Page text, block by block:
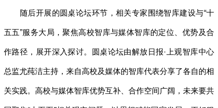
随后开展的圆桌论坛环节，相关专家围绕智库建设与“十
五五”服务大局，聚焦高校智库与媒体智库的定位、优势及合
作路径，展开深入探讨。圆桌论坛由解放日报·上观智库中心
总监尤莼洁主持，来自高校及媒体的智库代表分享了各自的相
关实践。高校与媒体智库优势互补、合作空间广阔，未来要共